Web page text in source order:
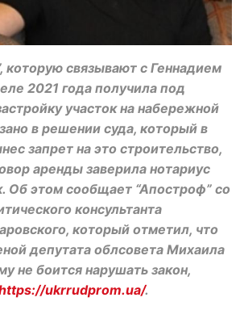
которую связывают с Геннадием
2021 года получила под
участок на набережной
в решении суда, который в
запрет на это строительство,
аренды заверила нотариус
Об этом сообщает “Апостроф” со
консультанта
который отметил, что
депутата облсовета Михаила
не боится нарушать закон,
ukrrudprom.ua/.